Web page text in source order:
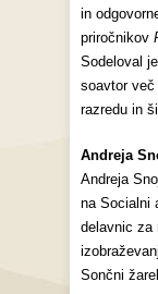
in
priročnikov
Sodeloval
soavtor več
razredu in
Andreja
Andreja
na Socialni
delavnic za
Sončni